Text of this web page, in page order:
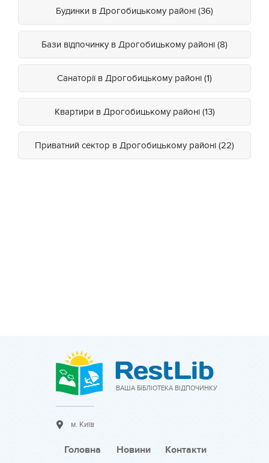
Будинки в Дрогобицькому районі (36)
Бази відпочинку в Дрогобицькому районі (8)
Санаторії в Дрогобицькому районі (1)
Квартири в Дрогобицькому районі (13)
Приватний сектор в Дрогобицькому районі (22)
ВАША БІБЛІОТЕКА ВІДПОЧИНКУ
м. Київ
Головна Новини Контакти